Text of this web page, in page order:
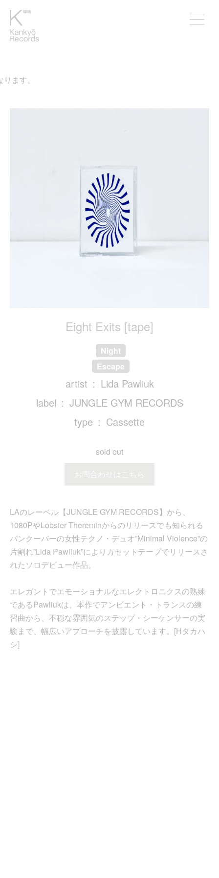
ます。
Eight Exits [tape]
Night
Escape
artist
Lida Pawliuk
label
JUNGLE GYM RECORDS
type
Cassette
sold out
お問合わせはこちら
LAのレーベル【JUNGLE GYM RECORDS】から、
1080PやLobster Thereminからのリリースでも知られる
バンクーバーの女性テクノ・デュオ”Minimal Violence”の
片割れ”Lida Pawliuk”によりカセットテープでリリースさ
れたソロデビュー作品。
エレガントでエモーショナルなエレクトロニクスの熟練
であるPawliukは、本作でアンビエント・トランスの練
習曲から、不穏な雰囲気のステップ・シーケンサーの実
験まで、幅広いアプローチを披露しています。[Hタカハ
シ]